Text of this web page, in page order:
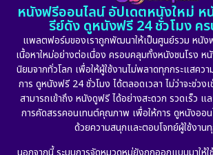
หนังฟรีออนไลน์ อัปเดตหนังใหม่ ห
รีย์ดัง ดูหนังฟรี 24 ชั่วโมง ค
แพลตฟอร์มของเราถูกพัฒนาให้เป็นศูนย์รวม หนัง
เนื้อหาใหม่อย่างต่อเนื่อง ครอบคลุมทั้งหนังชนโรง ห
นิยมจากทั่วโลก เพื่อให้ผู้ใช้งานไม่พลาดทุกกระแสคว
การ ดูหนังฟรี 24 ชั่วโมง ได้ตลอดเวลา ไม่ว่าจะช่วง
สามารถเข้าถึง หนังดูฟรี ได้อย่างสะดวก รวดเร็ว
การคัดสรรคอนเทนต์คุณภาพ เพื่อให้การ ดูหนังออน
ด้วยความสนุกและตอบโจทย์ผู้ใช้งาน